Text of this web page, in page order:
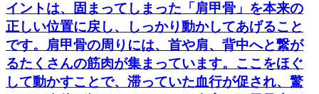
イントは、固まってしまった「肩甲骨」を本来の
正しい位置に戻し、しっかり動かしてあげること
です。肩甲骨の周りには、首や肩、背中へと繋が
るたくさんの筋肉が集まっています。ここをほぐ
して動かすことで、滞っていた血行が促され、驚